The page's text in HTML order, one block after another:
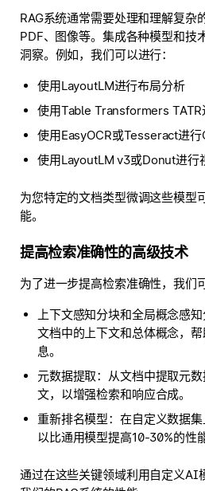
RAG系统通常需要处理和理解复杂
PDF、图像等。集成各种模型和技
洞察。例如，我们可以进行：
使用LayoutLM进行布局分析
使用Table Transformers TATR
使用EasyOCR或Tesseract进行
使用LayoutLM v3或Donut进行
为您特定的文档类型微调这些模型
能。
提高检索准确性的高级技术
为了进一步提高检索准确性，我们
上下文感知分块和全局概念感
文档中的上下文和总体概念，
息。
元数据提取：从文档中提取元
文，以增强检索和响应合成。
重新排名模型：在自定义数据
以比通用模型提高10-30%的性能
通过在这些关键领域利用自定义AI